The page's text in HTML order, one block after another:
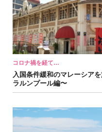
コロナ禍を経て…
入国条件緩和のマレーシア
ラルンプール編〜